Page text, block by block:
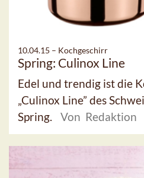
10.04.15 – Kochgeschirr
Spring: Culinox Line
Edel und trendig ist die
„Culinox Line” des
Spring.
Von Redaktion